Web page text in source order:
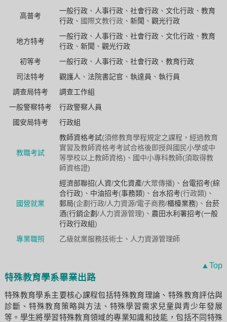
高普考
一般行政、 人事行政、 社會行政、 文化行政、 教育
行政、國際文教行政、 新聞 、 觀光行政
地方特考
一般行政、 人事行政、 社會行政、 文化行政、 教育
行政、 新聞 、 觀光行政
初等考
一般行政、 人事行政、 社會行政、 教育行政
司法特考
觀護人 、 法院書記官 、 執達員 、 執行員
調查局特考
調查工作組
一般警察特考
行政警察人員
國安局特考
行政組
教職考試
教師資格考試(須修教育學程規定之課程，經過教育
實習及教師資格考考試合格後即授與國民小學或中
等學校以上教師資格)、國中小專科教師(須取得教
師資格證)
國營就業
經濟部聯招(人資/文化資產/大眾傳播)、 台電招考(綜
合行政)、 中油招考(事務類)、 台水招考(行政類)、
郵局(企劃行政/人力資源/電子商務/櫃檯業務)、 台菸
酒(行銷企劃 /人力資源管理)、 農田水利署招考(一般
行政行政組)
專業職照
乙級就業服務技術士、人力資源管理師
▲Top
特殊教育學系畢業出路
特殊教育學系主要核心課程包括特殊教育理論、特殊教育評估與
診斷、特殊教育策略與方法、特殊學習需求兒童與青少年發展
等。學生將學習特殊教育領域的專業知識和技能，包括不同特殊